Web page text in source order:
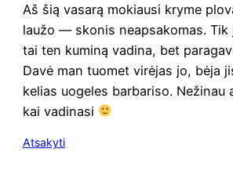
Aš šią vasa­rą mokiau­si kry­me
lau­žo — sko­nis neap­sa­ko­mas.
tai ten kumi­ną vadi­na, bet
Davė man tuo­met virė­jas jo, bėja
kelias uoge­les bar­ba­riso.
kai vadinasi
Atsakyti